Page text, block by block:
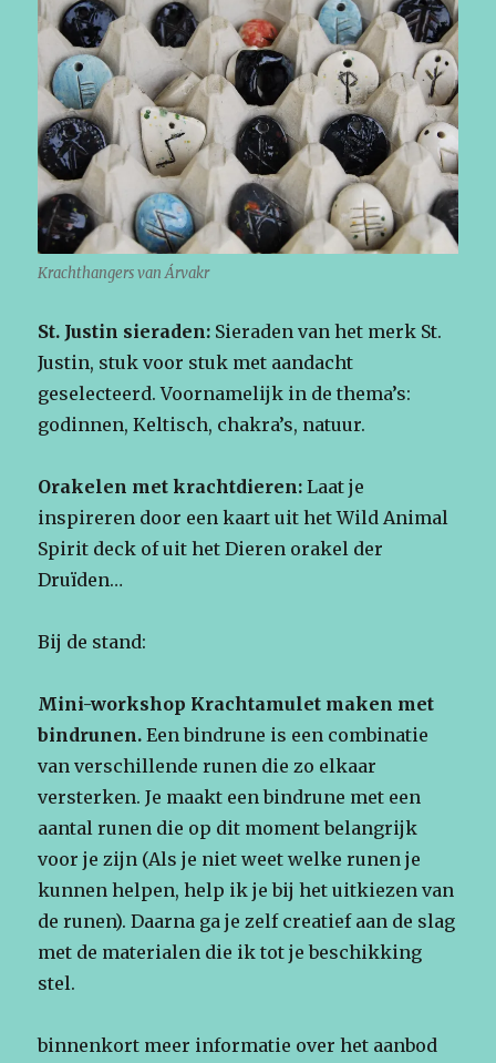
Krachthangers van Árvakr
St. Justin sieraden: Sieraden van het merk St.
Justin, stuk voor stuk met aandacht
geselecteerd. Voornamelijk in de thema’s:
godinnen, Keltisch, chakra’s, natuur.
Orakelen met krachtdieren:Laat je
inspireren door een kaart uit het Wild Animal
Spirit deck of uit het Dieren orakel der
Druïden…
Bij de stand:
Mini-workshop Krachtamulet maken met
bindrunen. Een bindrune is een combinatie
van verschillende runen die zo elkaar
versterken. Je maakt een bindrune met een
aantal runen die op dit moment belangrijk
voor je zijn (Als je niet weet welke runen je
kunnen helpen, help ik je bij het uitkiezen van
de runen). Daarna ga je zelf creatief aan de slag
met de materialen die ik tot je beschikking
stel.
binnenkort meer informatie over het aanbod